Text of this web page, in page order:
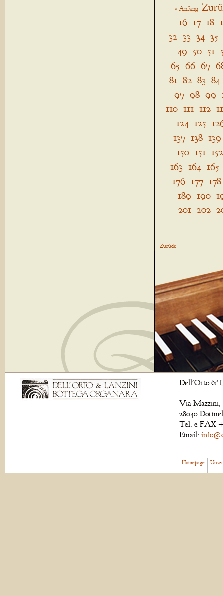
« Anfang
16 17 18
32 33 34 35
49 50 51
65 66 67
81 82 83 84
97 98 99
110 111 112
124 125
137 138 139
150 151 152
163 164 165
176 177 178
189 190
201 202
Zurück
Dell'Orto &
Via Mazzini,
28040
Tel. e FAX
Email:
Homepage